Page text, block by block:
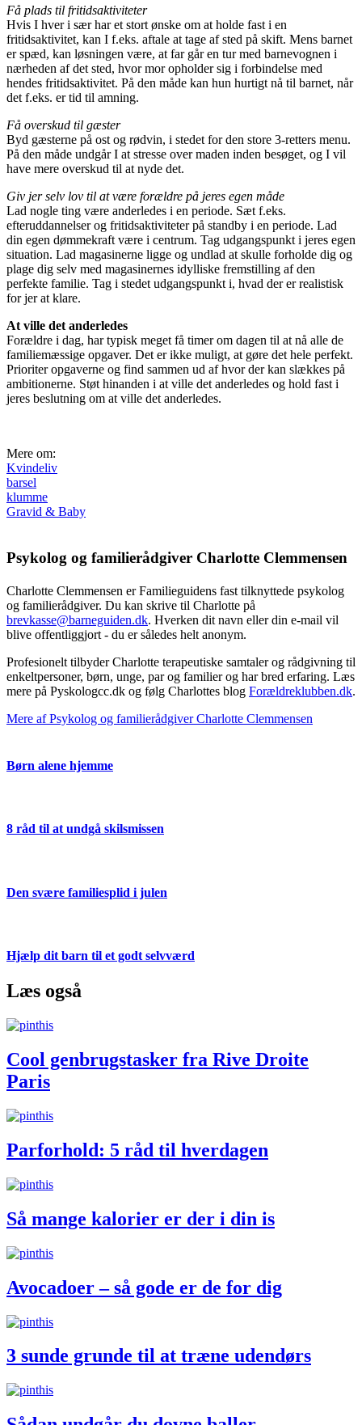
Få plads til fritidsaktiviteter
Hvis I hver i sær har et stort ønske om at holde fast i en
fritidsaktivitet, kan I f.eks. aftale at tage af sted på skift. Mens barnet
er spæd, kan løsningen være, at far går en tur med barnevognen i
nærheden af det sted, hvor mor opholder sig i forbindelse med
hendes fritidsaktivitet. På den måde kan hun hurtigt nå til barnet, når
det f.eks. er tid til amning.
Få overskud til gæster
Byd gæsterne på ost og rødvin, i stedet for den store 3-retters menu.
På den måde undgår I at stresse over maden inden besøget, og I vil
have mere overskud til at nyde det.
Giv jer selv lov til at være forældre på jeres egen måde
Lad nogle ting være anderledes i en periode. Sæt f.eks.
efteruddannelser og fritidsaktiviteter på standby i en periode. Lad
din egen dømmekraft være i centrum. Tag udgangspunkt i jeres egen
situation. Lad magasinerne ligge og undlad at skulle forholde dig og
plage dig selv med magasinernes idylliske fremstilling af den
perfekte familie. Tag i stedet udgangspunkt i, hvad der er realistisk
for jer at klare.
At ville det anderledes
Forældre i dag, har typisk meget få timer om dagen til at nå alle de
familiemæssige opgaver. Det er ikke muligt, at gøre det hele perfekt.
Prioriter opgaverne og find sammen ud af hvor der kan slækkes på
ambitionerne. Støt hinanden i at ville det anderledes og hold fast i
jeres beslutning om at ville det anderledes.
Mere om:
Kvindeliv
barsel
klumme
Gravid & Baby
Psykolog og familierådgiver Charlotte Clemmensen
Charlotte Clemmensen er Familieguidens fast tilknyttede psykolog
og familierådgiver. Du kan skrive til Charlotte på
brevkasse@barneguiden.dk. Hverken dit navn eller din e-mail vil
blive offentliggjort - du er således helt anonym.
Profesionelt tilbyder Charlotte terapeutiske samtaler og rådgivning til
enkeltpersoner, børn, unge, par og familier og har bred erfaring. Læs
mere på Pyskologcc.dk og følg Charlottes blog Forældreklubben.dk.
Mere af Psykolog og familierådgiver Charlotte Clemmensen
Børn alene hjemme
8 råd til at undgå skilsmissen
Den svære familiesplid i julen
Hjælp dit barn til et godt selvværd
Læs også
Cool genbrugstasker fra Rive Droite
Paris
Parforhold: 5 råd til hverdagen
Så mange kalorier er der i din is
Avocadoer – så gode er de for dig
3 sunde grunde til at træne udendørs